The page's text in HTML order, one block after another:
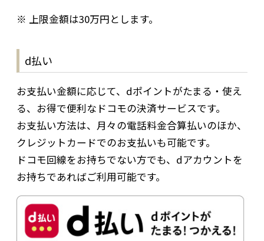
※ 上限金額は30万円とします。
d払い
お支払い金額に応じて、dポイントがたまる・使え
る、お得で便利なドコモの決済サービスです。
お支払い方法は、月々の電話料金合算払いのほか、
クレジットカードでのお支払いも可能です。
ドコモ回線をお持ちでない方でも、dアカウントを
お持ちであればご利用可能です。